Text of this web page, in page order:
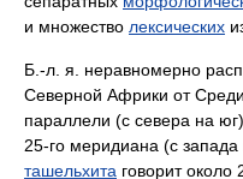
и множество лексических
Б.‑л. я. неравномерно
Северной Африки от
параллели (с севера на
25‑го меридиана (с
ташельхита говорит